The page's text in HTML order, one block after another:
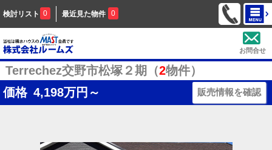
検討リスト 0 最近見た物件 0
お問合せ
Terrechez交野市松塚２期（2物件）
価格 4,198万円～ 販売情報を確認